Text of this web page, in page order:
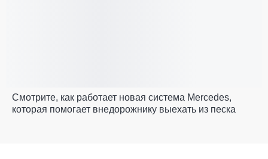
Смотрите, как работает новая система Mercedes,
которая помогает внедорожнику выехать из песка